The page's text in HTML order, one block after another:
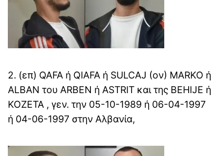
2. (επ) QAFA ή QIAFA ή SULCAJ (ον) MARKO ή
ALBAN του ARBEN ή ASTRIT και της BEHIJE ή
KOZETA , γεν. την 05-10-1989 ή 06-04-1997
ή 04-06-1997 στην Αλβανία,